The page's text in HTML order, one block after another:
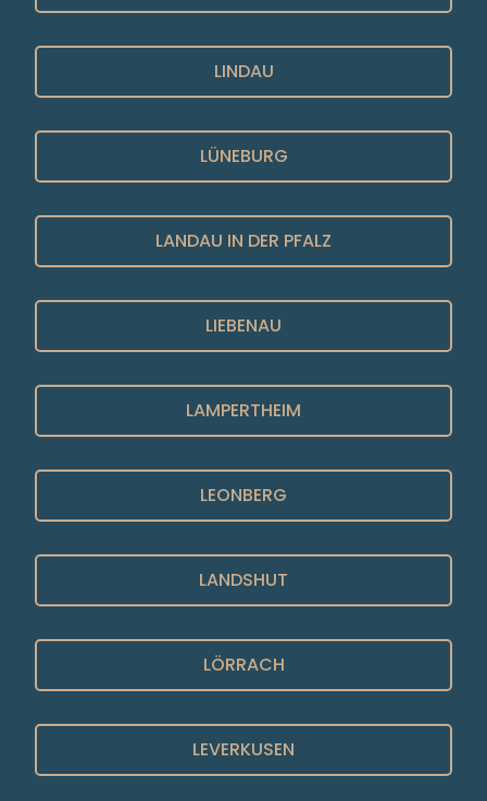
LINDAU
LÜNEBURG
LANDAU IN DER PFALZ
LIEBENAU
LAMPERTHEIM
LEONBERG
LANDSHUT
LÖRRACH
LEVERKUSEN